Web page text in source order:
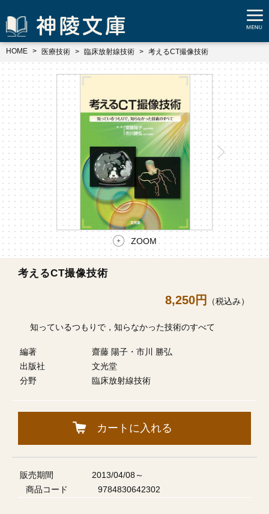
HOME 医療技術 臨床放射線技術 考えるCT撮像技術
ZOOM
考えるCT撮像技術
8,250円 （税込み）
知っているつもりで，知らなかった技術のすべて
編著
齋藤 陽子・市川 勝弘
出版社
文光堂
分野
臨床放射線技術
カートに入れる
販売期間
2013/04/08～
商品コード
9784830642302